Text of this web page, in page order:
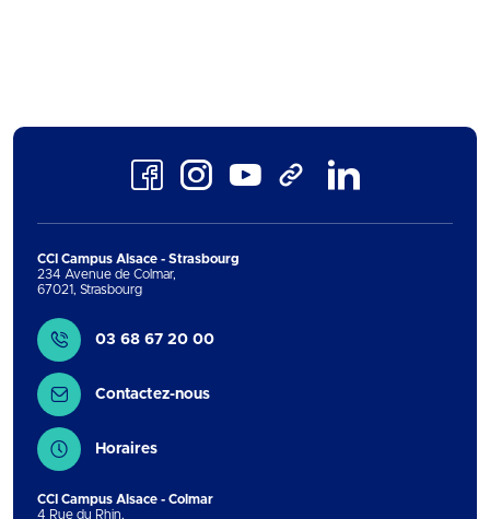
FacebookInstagramYoutube TikTok
CCI Campus Alsace - Strasbourg
234 Avenue de Colmar,
67021, Strasbourg
Contact
03 68 67 20 00
Contactez-nous
Horaires
CCI Campus Alsace - Colmar
4 Rue du Rhin,